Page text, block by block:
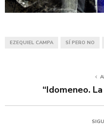
EZEQUIEL CAMPA SÍ PERO NO
“Idomeneo.